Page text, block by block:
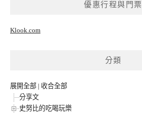
優惠行程與門票
Klook.com
分類
展開全部 | 收合全部
分享文
史努比的吃喝玩樂